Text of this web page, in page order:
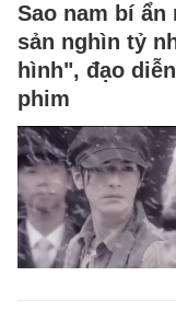
Sao nam bí
sản nghìn tỷ
hình", đạo
phim